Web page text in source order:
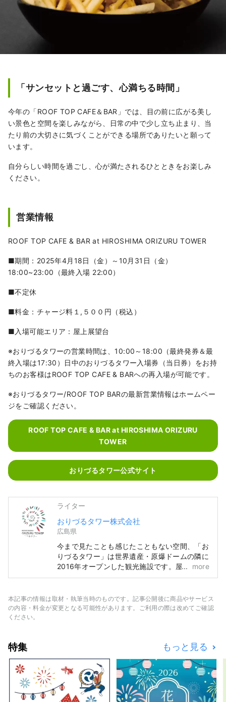
「サンセットと過ごす、心満ちる時間」
今年の「ROOF TOP CAFE＆BAR」では、目の前に広がる美し
い景色と空間を楽しみながら、日常の中で少し立ち止まり、当
たり前の大切さに気づくことができる場所でありたいと願って
います。
自分らしい時間を過ごし、心が満たされるひとときをお楽しみ
ください。
営業情報
ROOF TOP CAFE & BAR at HIROSHIMA ORIZURU TOWER
■期間：2025年4月18日（金）～10月31日（金）
18:00~23:00（最終入場 22:00）
■不定休
■料金：チャージ料１,５００円（税込）
■入場可能エリア：屋上展望台
※おりづるタワーの営業時間は、10:00～18:00（最終発券＆最
終入場は17:30）日中のおりづるタワー入場券（当日券）をお持
ちのお客様はROOF TOP CAFE & BARへの再入場が可能です。
※おりづるタワー/ROOF TOP BARの最新営業情報はホームペー
ジをご確認ください。
ROOF TOP CAFE & BAR at HIROSHIMA ORIZURU
TOWER
おりづるタワー公式サイト
ライター
おりづるタワー株式会社
広島県
今まで見たことも感じたこともない空間、「お
りづるタワー」は世界遺産・原爆ドームの隣に
2016年オープンした観光施設です。屋上展望
台は風が吹き抜け、平和記念公園や原爆ドー
12階「おりづる広場」では、専用の折り紙で
鶴を折り、高さ約50mあるガラス張りの「お
more
本記事の情報は取材・執筆当時のものです。記事公開後に商品やサービス
の内容・料金が変更となる可能性があります。ご利用の際は改めてご確認
ください。
特集 もっと見る